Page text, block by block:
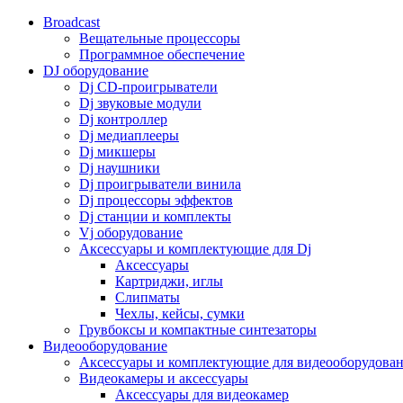
Broadcast
Вещательные процессоры
Программное обеспечение
DJ оборудование
Dj CD-проигрыватели
Dj звуковые модули
Dj контроллер
Dj медиаплееры
Dj микшеры
Dj наушники
Dj проигрыватели винила
Dj процессоры эффектов
Dj станции и комплекты
Vj оборудование
Аксессуары и комплектующие для Dj
Аксессуары
Картриджи, иглы
Слипматы
Чехлы, кейсы, сумки
Грувбоксы и компактные синтезаторы
Видеооборудование
Аксессуары и комплектующие для
Видеокамеры и аксессуары
Аксессуары для видеокамер